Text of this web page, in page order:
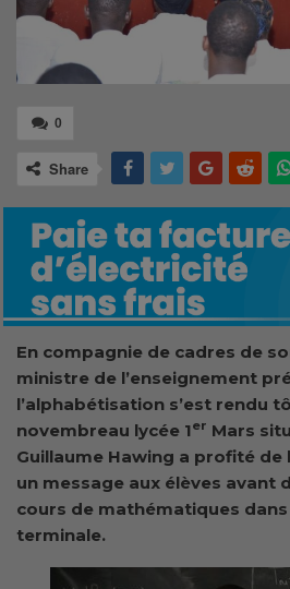
0
Share
En compagnie de cadres de
ministre de l’enseignement
l’alphabétisation s’est rendu
novembreau lycée 1er Mars
Guillaume Hawing a profité de
un message aux élèves avant
cours de mathématiques
terminale.